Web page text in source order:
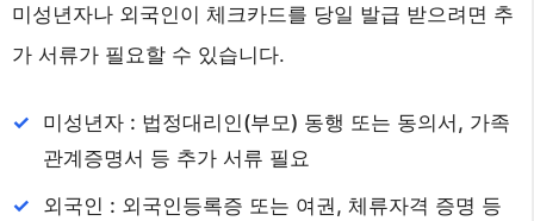
미성년자나 외국인이 체크카드를 당일 발급 받으려면 추
가 서류가 필요할 수 있습니다.
미성년자 : 법정대리인(부모) 동행 또는 동의서, 가족
관계증명서 등 추가 서류 필요
외국인 : 외국인등록증 또는 여권, 체류자격 증명 등